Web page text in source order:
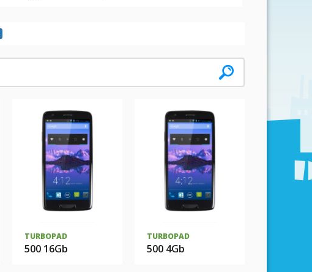
TURBOPAD
500 16Gb
TURBOPAD
500 4Gb